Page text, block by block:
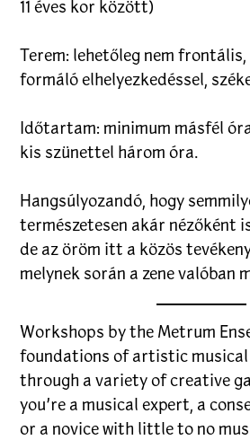
11 éves kor között)
Terem: lehetőleg nem
formáló elhelyezkedéssel,
Időtartam: minimum másfél
kis szünettel három óra.
Hangsúlyozandó, hogy
természetesen akár nézőként
de az öröm itt a közös
melynek során a zene valóban
Workshops by the Metrum
foundations of artistic musical
through a variety of creative
you’re a musical expert, a
or a novice with little to no